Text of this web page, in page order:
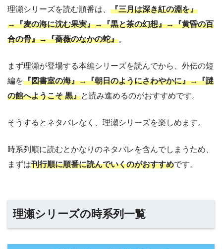
理瀬シリーズを読む順番は、 『三月は深き紅の淵を』
→『麦の海に沈む果実』→『黒と茶の幻想』→『黄昏の百
合の骨』→『薔薇のなかの蛇』。
まず理瀬が登場する本編シリーズを読んでから、外伝の短
編を『図書室の海』→『朝日のようにさわやかに』→『謎
の館へようこそ 黒』と読み進めるのがおすすめです。
そうするとネタバレなく、理瀬シリーズを楽しめます。
時系列順に読むとかなりのネタバレを含んでしまうため、
まずは刊行順に順番に読んでいくのがおすすめです。
理瀬シリーズの時系列一覧